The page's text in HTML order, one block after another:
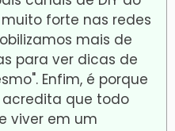
muito forte nas redes
mais de
para ver dicas de
Enfim, é porque
acredita que todo
viver em um